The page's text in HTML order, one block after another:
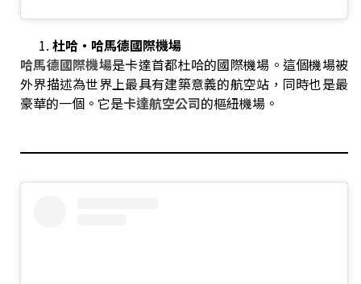
杜哈‧哈馬德國際機場
哈馬德國際機場是卡達首都杜哈的國際機場。這個機場被
外界描述為世界上最具有建築意義的航空站，同時也是最
豪華的一個。它是卡達航空公司的樞紐機場。